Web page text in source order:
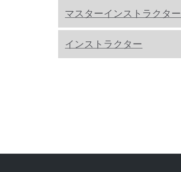
マスターインストラクター
インストラクター